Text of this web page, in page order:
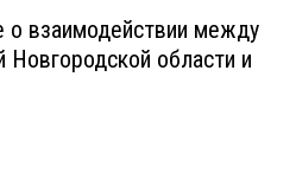
о взаимодействии между
области и